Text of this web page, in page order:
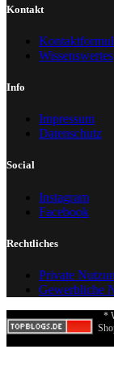
Kontakt
Wissenswertes
Info
Impressum
Datenschutz
Social
Instagram
Facebook
Rechtliches
Private
Gewerbliche
*